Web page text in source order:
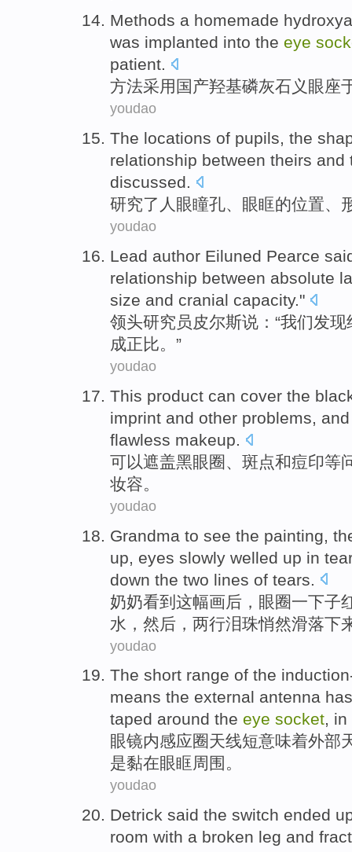
Methods a homemade
was implanted into the eye
patient.
方法采用 国产羟基磷灰石义 眼座
youdao
The locations of pupils, the
relationship between theirs and
discussed.
研究了 人眼瞳孔、 眼眶的位置、
youdao
Lead author Eiluned Pearce
relationship between absolute
size and cranial capacity."
领头研究员 皮尔斯说 ：“我们发现
成正比。”
youdao
This product can cover the
imprint and other problems,
flawless makeup.
可以遮盖黑眼圈 、 斑点和痘印等
妆容。
youdao
Grandma to see the painting
up , eyes slowly welled up in
down the two lines of tears
奶奶看到这幅画后， 眼圈一下子
水 ， 然后 ， 两行泪珠悄然滑落下
youdao
The short range of the
means the external antenna
taped around the eye socket, in
眼镜内感应圈天线短意味着外部
是黏在眼眶周围 。
youdao
Detrick said the switch ended
room with a broken leg and